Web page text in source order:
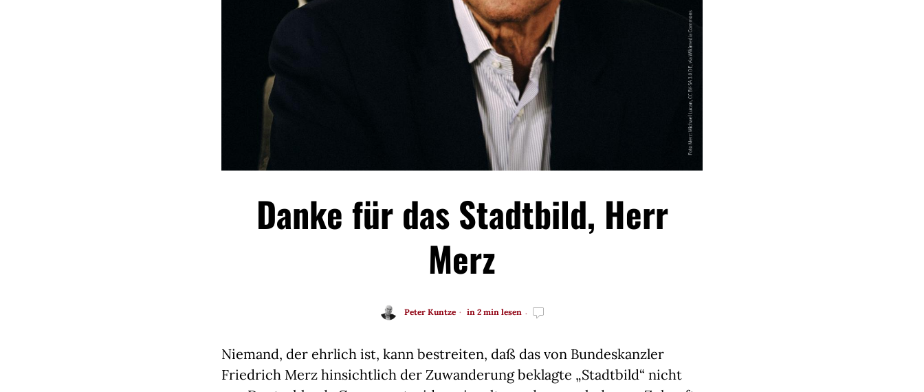
Danke für das Stadtbild, Herr
Merz
Peter Kuntze in 2 min lesen
Niemand, der ehrlich ist, kann bestreiten, daß das von Bundeskanzler
Friedrich Merz hinsichtlich der Zuwanderung beklagte „Stadtbild“ nicht